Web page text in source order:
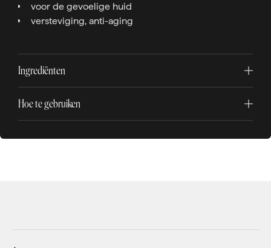
voor de gevoelige huid
versteviging, anti-aging
Ingrediënten
Hoe te gebruiken